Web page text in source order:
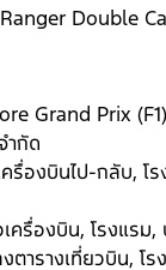
Double
Grand Prix
ำกัด
รื่องบินไป-กลับ, โ
เครื่องบิน, โรงแร
ารางเที่ยวบิน, โร